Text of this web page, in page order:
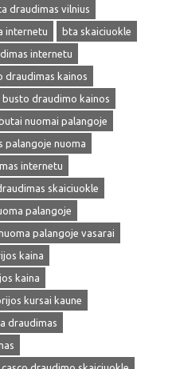
draudimas vilnius
internetu
bta skaiciuokle
internetu
draudimas kainos
busto draudimo kainos
butai nuomai palangoje
palangoje nuoma
internetu
skaiciuokle
palangoje
palangoje vasarai
kaina
kaina
kursai kaune
draudimas